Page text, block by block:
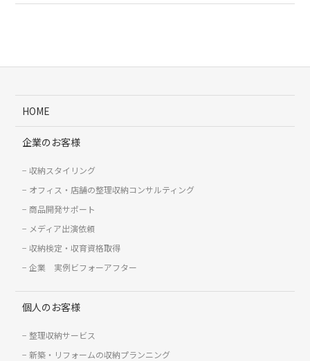
HOME
企業のお客様
収納スタイリング
オフィス・店舗の整理収納コンサルティング
商品開発サポート
メディア出演依頼
収納検定・収育資格取得
企業 実例ビフォーアフター
個人のお客様
整理収納サービス
新築・リフォームの収納プランニング